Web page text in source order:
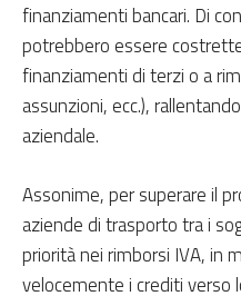
finanziamenti bancari. Di
potrebbero essere
finanziamenti di terzi o a
assunzioni, ecc.),
aziendale.
Assonime, per superare il
aziende di trasporto tra i
priorità nei rimborsi IVA, in
velocemente i crediti verso